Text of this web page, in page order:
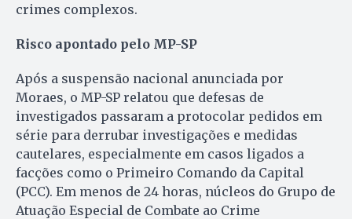
crimes complexos.
Risco apontado pelo MP-SP
Após a suspensão nacional anunciada por
Moraes, o MP-SP relatou que defesas de
investigados passaram a protocolar pedidos em
série para derrubar investigações e medidas
cautelares, especialmente em casos ligados a
facções como o Primeiro Comando da Capital
(PCC). Em menos de 24 horas, núcleos do Grupo de
Atuação Especial de Combate ao Crime